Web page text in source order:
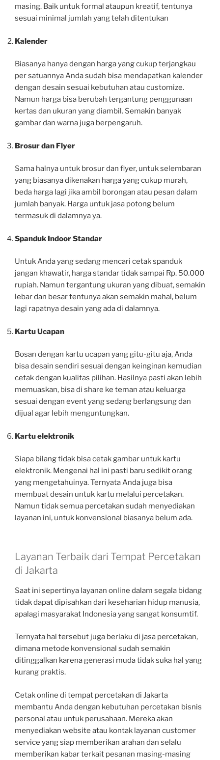
masing. Baik untuk formal ataupun kreatif, tentunya
sesuai minimal jumlah yang telah ditentukan
Kalender
Biasanya hanya dengan harga yang cukup terjangkau
per satuannya Anda sudah bisa mendapatkan kalender
dengan desain sesuai kebutuhan atau customize.
Namun harga bisa berubah tergantung penggunaan
kertas dan ukuran yang diambil. Semakin banyak
gambar dan warna juga berpengaruh.
Brosur dan Flyer
Sama halnya untuk brosur dan flyer, untuk selembaran
yang biasanya dikenakan harga yang cukup murah,
beda harga lagi jika ambil borongan atau pesan dalam
jumlah banyak. Harga untuk jasa potong belum
termasuk di dalamnya ya.
Spanduk Indoor Standar
Untuk Anda yang sedang mencari cetak spanduk
jangan khawatir, harga standar tidak sampai Rp. 50.000
rupiah. Namun tergantung ukuran yang dibuat, semakin
lebar dan besar tentunya akan semakin mahal, belum
lagi rapatnya desain yang ada di dalamnya.
Kartu Ucapan
Bosan dengan kartu ucapan yang gitu-gitu aja, Anda
bisa desain sendiri sesuai dengan keinginan kemudian
cetak dengan kualitas pilihan. Hasilnya pasti akan lebih
memuaskan, bisa di share ke teman atau keluarga
sesuai dengan event yang sedang berlangsung dan
dijual agar lebih menguntungkan.
Kartu elektronik
Siapa bilang tidak bisa cetak gambar untuk kartu
elektronik. Mengenai hal ini pasti baru sedikit orang
yang mengetahuinya. Ternyata Anda juga bisa
membuat desain untuk kartu melalui percetakan.
Namun tidak semua percetakan sudah menyediakan
layanan ini, untuk konvensional biasanya belum ada.
Layanan Terbaik dari Tempat Percetakan
di Jakarta
Saat ini sepertinya layanan online dalam segala bidang
tidak dapat dipisahkan dari keseharian hidup manusia,
apalagi masyarakat Indonesia yang sangat konsumtif.
Ternyata hal tersebut juga berlaku di jasa percetakan,
dimana metode konvensional sudah semakin
ditinggalkan karena generasi muda tidak suka hal yang
kurang praktis.
Cetak online di tempat percetakan di Jakarta
membantu Anda dengan kebutuhan percetakan bisnis
personal atau untuk perusahaan. Mereka akan
menyediakan website atau kontak layanan customer
service yang siap memberikan arahan dan selalu
memberikan kabar terkait pesanan masing-masing